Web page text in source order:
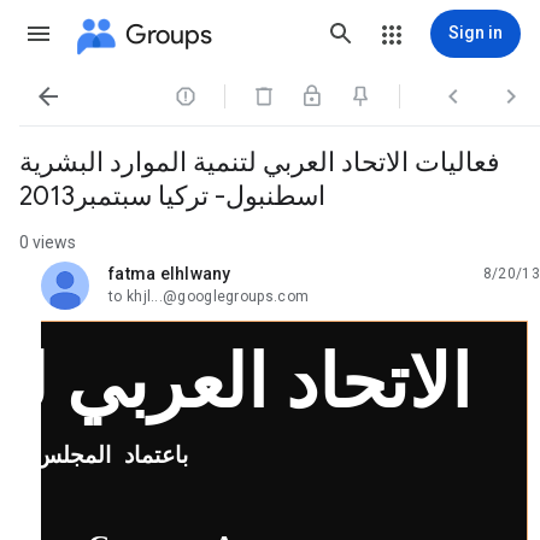
Groups Sign in
   
فعاليات الاتحاد العربي لتنمية الموارد البشرية
اسطنبول- تركيا سبتمبر2013
0 views
fatma elhlwany
unread,
8/20/13
to khjl...@googlegroups.com
الاتحاد العربي
باعتماد المجلس